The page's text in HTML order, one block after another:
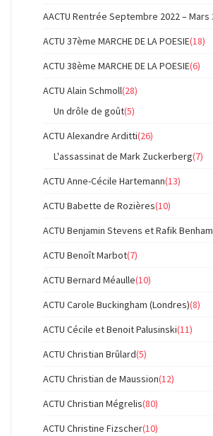
AACTU Rentrée Septembre 2022 – Mars
ACTU 37ème MARCHE DE LA POESIE(18)
ACTU 38ème MARCHE DE LA POESIE(6)
ACTU Alain Schmoll(28)
Un drôle de goût(5)
ACTU Alexandre Arditti(26)
L'assassinat de Mark Zuckerberg(7)
ACTU Anne-Cécile Hartemann(13)
ACTU Babette de Rozières(10)
ACTU Benjamin Stevens et Rafik
ACTU Benoît Marbot(7)
ACTU Bernard Méaulle(10)
ACTU Carole Buckingham (Londres)(8)
ACTU Cécile et Benoit Palusinski(11)
ACTU Christian Brûlard(5)
ACTU Christian de Maussion(12)
ACTU Christian Mégrelis(80)
ACTU Christine Fizscher(10)